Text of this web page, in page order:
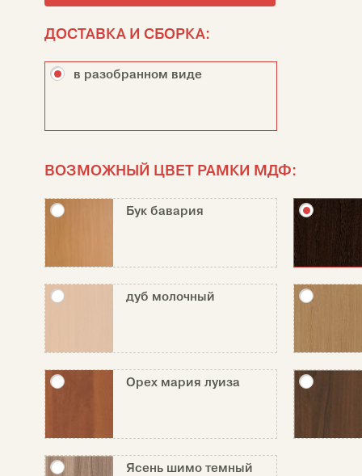
ДОСТАВКА И СБОРКА:
в разобранном виде
ВОЗМОЖНЫЙ ЦВЕТ РАМКИ МДФ:
Бук бавария
дуб молочный
Орех мария луиза
Ясень шимо темный